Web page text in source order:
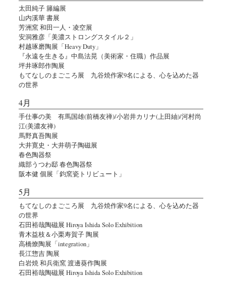
太田純子 籐編展
山内溪華 書展
芳洲窯 和田一人・凌空展
安洞雅彦「美濃ストロングスタイル２」
村越琢磨陶展「Heavy Duty」
『永遠を生きる』中島法晃（美術家・住職）作品展
坪井琢郎作陶展
もてなしのまごころ展 九谷焼作家9名による、心を込めた器
の世界
4月
手仕事の美 有馬国雄(前橋友禅)/小岩井カリナ(上田紬)/河村尚
江(美濃友禅)
馬野真吾陶展
大井寛史・大井萌子陶磁展
春色陶器祭
織部うつわ邸 春色陶器祭
阪本健 個展「鈞窯瓷トリビュート」
5月
もてなしのまごころ展 九谷焼作家9名による、心を込めた器
の世界
石田裕哉陶磁展 Hiroya Ishida Solo Exhibition
青木益枝＆小栗寿賀子 陶展
高橋燎陶展「integration」
長江惣吉 陶展
白岩焼 和兵衛窯 渡邊葵作陶展
石田裕哉陶磁展 Hiroya Ishida Solo Exhibition